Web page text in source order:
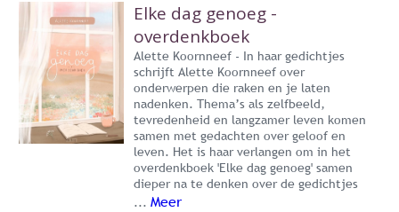
Elke dag genoeg -
overdenkboek
Alette Koornneef - In haar gedichtjes
schrijft Alette Koornneef over
onderwerpen die raken en je laten
nadenken. Thema’s als zelfbeeld,
tevredenheid en langzamer leven komen
samen met gedachten over geloof en
leven. Het is haar verlangen om in het
overdenkboek 'Elke dag genoeg' samen
dieper na te denken over de gedichtjes
... Meer